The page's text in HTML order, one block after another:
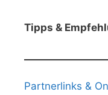
Tipps &
Partnerlinks &